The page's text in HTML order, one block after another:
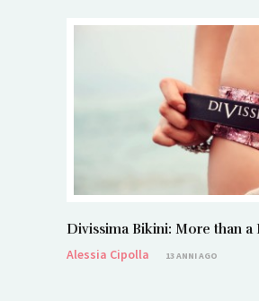
Divissima Bikini: More than a
Alessia Cipolla
13 ANNI AGO